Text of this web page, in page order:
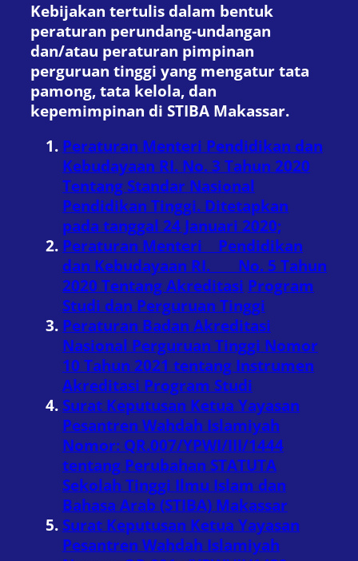
Kebijakan tertulis dalam bentuk
peraturan perundang-undangan
dan/atau peraturan pimpinan
perguruan tinggi yang mengatur tata
pamong, tata kelola, dan
kepemimpinan di STIBA Makassar.
Peraturan Menteri Pendidikan dan
Kebudayaan RI. No. 3 Tahun 2020
Tentang Standar Nasional
Pendidikan Tinggi. Ditetapkan
pada tanggal 24 Januari 2020;
Peraturan Menteri Pendidikan
dan Kebudayaan RI. No. 5 Tahun
2020 Tentang Akreditasi Program
Studi dan Perguruan Tinggi
Peraturan Badan Akreditasi
Nasional Perguruan Tinggi Nomor
10 Tahun 2021 tentang Instrumen
Akreditasi Program Studi
Surat Keputusan Ketua Yayasan
Pesantren Wahdah Islamiyah
Nomor: QR.007/YPWI/III/1444
tentang Perubahan STATUTA
Sekolah Tinggi Ilmu Islam dan
Bahasa Arab (STIBA) Makassar
Surat Keputusan Ketua Yayasan
Pesantren Wahdah Islamiyah